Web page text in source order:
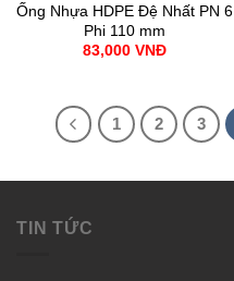
Ống Nhựa HDPE Đệ Nhất PN 6
Phi 110 mm
83,000 VNĐ
1 2 3
TIN TỨC